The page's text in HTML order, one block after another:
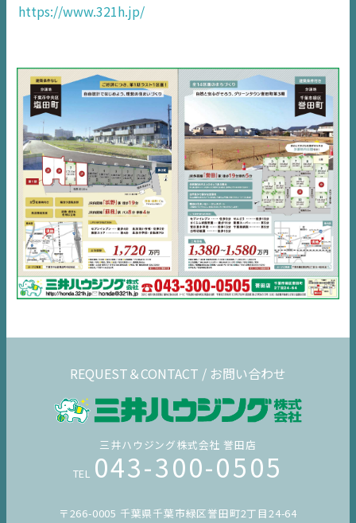
不動産一括査定
コラム
https://www.321h.jp/
REQUEST＆CONTACT / お問い合わせ
三井ハウジング株式会社 誉田店
TEL 043-300-0505
〒266-0005 千葉県千葉市緑区誉田町2丁目24-64